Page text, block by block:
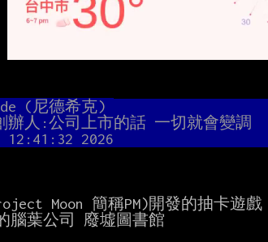
(尼德希克)
辦人:公司上市的話 一切就會變調
12:41:32 2026
Moon 簡稱PM)開發的抽卡遊戲
腦葉公司 廢墟圖書館